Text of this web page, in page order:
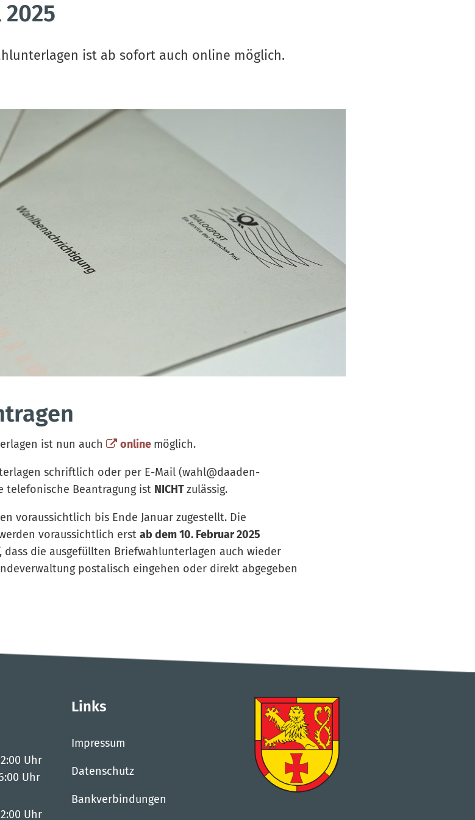
ist ab sofort auch online möglich.
ist nun auch online möglich.
schriftlich oder per E-Mail (wahl@daaden-
telefonische Beantragung ist NICHTzulässig.
voraussichtlich bis Ende Januar zugestellt. Die
voraussichtlich erst ab dem 10. Februar 2025
die ausgefüllten Briefwahlunterlagen auch wieder
postalisch eingehen oder direkt abgegeben
Uhr
bis 12:00 Uhr
Uhr
bis 16:00 Uhr
Uhr
Links
Impressum
Datenschutz
Bankverbindungen